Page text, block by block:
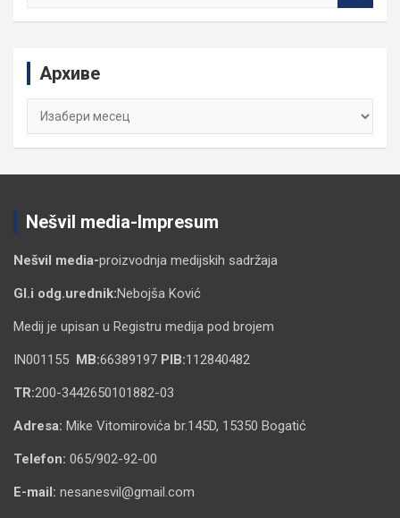
Архиве
Архиве
Nešvil media-Impresum
Nešvil media-proizvodnja medijskih sadržaja
Gl.i odg.urednik:Nebojša Ković
Medij je upisan u Registru medija pod brojem
IN001155 MB:66389197 PIB:112840482
TR:200-3442650101882-03
Adresa: Mike Vitomirovića br.145D, 15350 Bogatić
Telefon: 065/902-92-00
E-mail: nesanesvil@gmail.com